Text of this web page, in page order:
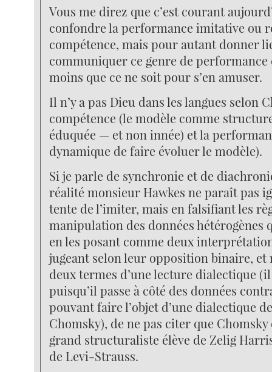
Vous me direz que c’est courant
confondre la performance imitative ou
compétence, mais pour autant donner
communiquer ce genre de performance
moins que ce ne soit pour s’en amuser.
Il n’y a pas Dieu dans les langues selon
compétence (le modèle comme
éduquée — et non innée) et la
dynamique de faire évoluer le modèle).
Si je parle de synchronie et de
réalité monsieur Hawkes ne paraît pas
tente de l’imiter, mais en falsifiant les
manipulation des données hétérogènes
en les posant comme deux
jugeant selon leur opposition binaire, et
deux termes d’une lecture dialectique
puisqu’il passe à côté des données
pouvant faire l’objet d’une dialectique
Chomsky), de ne pas citer que Chomsky
grand structuraliste élève de Zelig
de Levi-Strauss.